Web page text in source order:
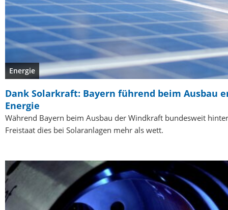
Energie
Dank Solarkraft: Bayern führend beim Ausbau
Energie
Während Bayern beim Ausbau der Windkraft bundesweit
Freistaat dies bei Solaranlagen mehr als wett.